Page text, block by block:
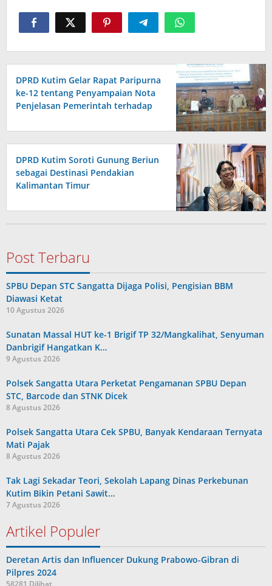
DPRD Kutim Gelar Rapat Paripurna
ke-12 tentang Penyampaian Nota
Penjelasan Pemerintah terhadap
DPRD Kutim Soroti Gunung Beriun
sebagai Destinasi Pendakian
Kalimantan Timur
Post Terbaru
SPBU Depan STC Sangatta Dijaga Polisi, Pengisian BBM
Diawasi Ketat
10 Agustus 2026
Sunatan Massal HUT ke-1 Brigif TP 32/Mangkalihat, Senyuman
Danbrigif Hangatkan K…
9 Agustus 2026
Polsek Sangatta Utara Perketat Pengamanan SPBU Depan
STC, Barcode dan STNK Dicek
8 Agustus 2026
Polsek Sangatta Utara Cek SPBU, Banyak Kendaraan Ternyata
Mati Pajak
8 Agustus 2026
Tak Lagi Sekadar Teori, Sekolah Lapang Dinas Perkebunan
Kutim Bikin Petani Sawit…
7 Agustus 2026
Artikel Populer
Deretan Artis dan Influencer Dukung Prabowo-Gibran di
Pilpres 2024
58281 Dilihat